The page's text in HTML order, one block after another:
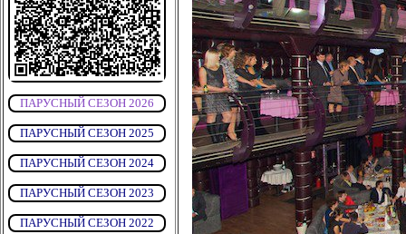
ПАРУСНЫЙ СЕЗОН 2026
ПАРУСНЫЙ СЕЗОН 2025
ПАРУСНЫЙ СЕЗОН 2024
ПАРУСНЫЙ СЕЗОН 2023
ПАРУСНЫЙ СЕЗОН 2022